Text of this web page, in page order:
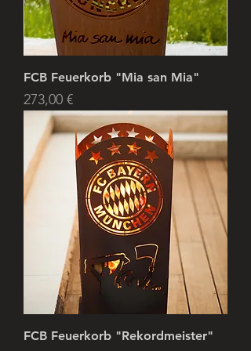
FCB Feuerkorb "Mia san Mia"
Preis
273,00 €
FCB Feuerkorb "Rekordmeister"